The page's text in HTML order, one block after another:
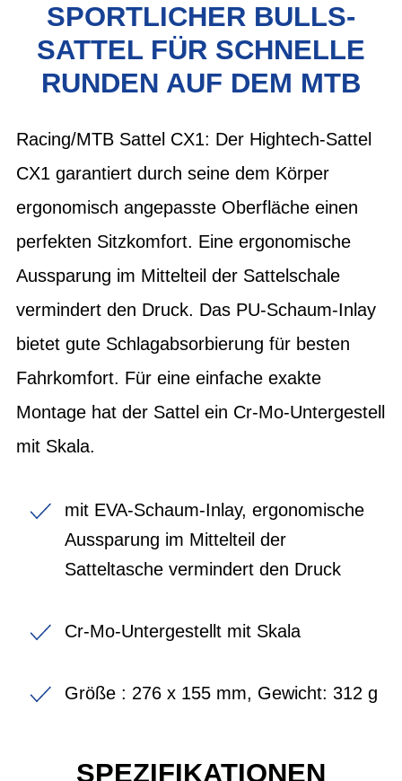
SPORTLICHER BULLS-
SATTEL FÜR SCHNELLE
RUNDEN AUF DEM MTB
Racing/MTB Sattel CX1: Der Hightech-Sattel
CX1 garantiert durch seine dem Körper
ergonomisch angepasste Oberfläche einen
perfekten Sitzkomfort. Eine ergonomische
Aussparung im Mittelteil der Sattelschale
vermindert den Druck. Das PU-Schaum-Inlay
bietet gute Schlagabsorbierung für besten
Fahrkomfort. Für eine einfache exakte
Montage hat der Sattel ein Cr-Mo-Untergestell
mit Skala.
mit EVA-Schaum-Inlay, ergonomische
Aussparung im Mittelteil der
Satteltasche vermindert den Druck
Cr-Mo-Untergestellt mit Skala
Größe : 276 x 155 mm, Gewicht: 312 g
SPEZIFIKATIONEN